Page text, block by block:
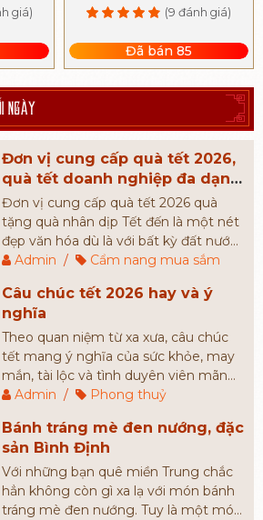
giá) (9 đánh giá)
Đã bán 85
NGÀY
Đơn vị cung cấp quà tết 2026,
quà tết doanh nghiệp đa dạng
mẫu mã và giá thành
Đơn vị cung cấp quà tết 2026 quà
tặng quà nhân dịp Tết đến là một nét
đẹp văn hóa dù là với bất kỳ đất nước
nào, Quà Tết thế hiện cho một lời
Đó chính là lý do mà mỗi dịp năm
mới, người người nhà nhà luôn mong
muốn tìm kiếm những món quà tết
cao cấp, có giá cả phù hợp để tặng
người thân, bạn bè, đối tác,...
Admin / Cẩm nang mua sắm
Câu chúc tết 2026 hay và ý
nghĩa
Theo quan niệm từ xa xưa, câu chúc
tết mang ý nghĩa của sức khỏe, may
mắn, tài lộc và tình duyên viên mãn
cho người được chúc. Câu chúc càng
sẽ đem đến may mắn nhiều hơn cho
gia chủ.
Admin / Phong thuỷ
Bánh tráng mè đen nướng, đặc
sản Bình Định
Với những bạn quê miền Trung chắc
hẳn không còn gì xa lạ với món bánh
tráng mè đen nướng. Tuy là một món